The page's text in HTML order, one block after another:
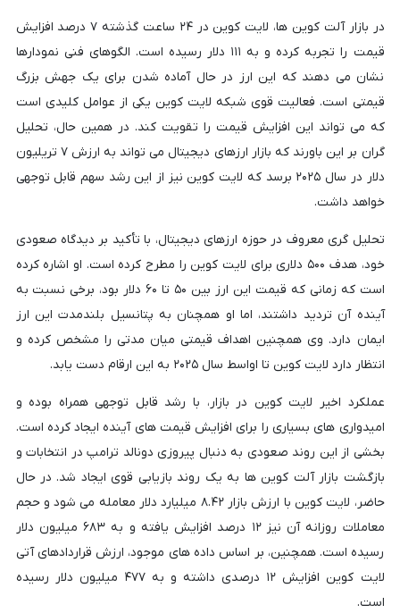
در بازار آلت کوین ها، لایت کوین در ۲۴ ساعت گذشته ۷ درصد افزایش
قیمت را تجربه کرده و به ۱۱۱ دلار رسیده است. الگوهای فنی نمودارها
نشان می دهند که این ارز در حال آماده شدن برای یک جهش بزرگ
قیمتی است. فعالیت قوی شبکه لایت کوین یکی از عوامل کلیدی است
که می تواند این افزایش قیمت را تقویت کند. در همین حال، تحلیل
گران بر این باورند که بازار ارزهای دیجیتال می تواند به ارزش ۷ تریلیون
دلار در سال ۲۰۲۵ برسد که لایت کوین نیز از این رشد سهم قابل توجهی
خواهد داشت.
تحلیل گری معروف در حوزه ارزهای دیجیتال، با تأکید بر دیدگاه صعودی
خود، هدف ۵۰۰ دلاری برای لایت کوین را مطرح کرده است. او اشاره کرده
است که زمانی که قیمت این ارز بین ۵۰ تا ۶۰ دلار بود، برخی نسبت به
آینده آن تردید داشتند، اما او همچنان به پتانسیل بلندمدت این ارز
ایمان دارد. وی همچنین اهداف قیمتی میان مدتی را مشخص کرده و
انتظار دارد لایت کوین تا اواسط سال ۲۰۲۵ به این ارقام دست یابد.
عملکرد اخیر لایت کوین در بازار، با رشد قابل توجهی همراه بوده و
امیدواری های بسیاری را برای افزایش قیمت های آینده ایجاد کرده است.
بخشی از این روند صعودی به دنبال پیروزی دونالد ترامپ در انتخابات و
بازگشت بازار آلت کوین ها به یک روند بازیابی قوی ایجاد شد. در حال
حاضر، لایت کوین با ارزش بازار ۸.۴۲ میلیارد دلار معامله می شود و حجم
معاملات روزانه آن نیز ۱۲ درصد افزایش یافته و به ۶۸۳ میلیون دلار
رسیده است. همچنین، بر اساس داده های موجود، ارزش قراردادهای آتی
لایت کوین افزایش ۱۲ درصدی داشته و به ۴۷۷ میلیون دلار رسیده
است.